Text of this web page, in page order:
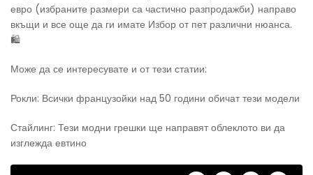
евро (избраните размери са частично разпродажби) направо
вкъщи и все още да ги имате Избор от пет различни нюанса.
🛍
Може да се интересувате и от тези статии:
Рокли: Всички французойки над 50 години обичат тези модели
Стайлинг: Тези модни грешки ще направят облеклото ви да
изглежда евтино